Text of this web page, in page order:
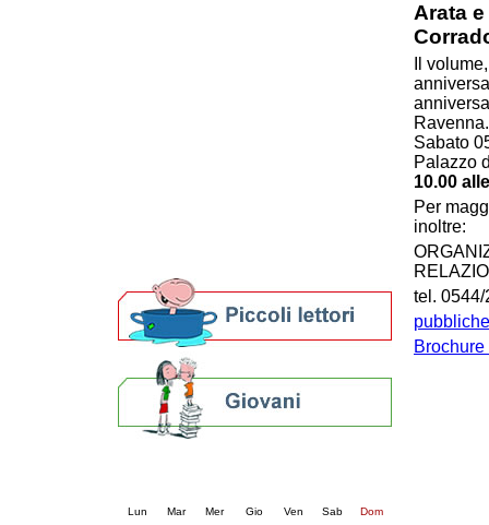
Arata
Il
Ravenna.
Sabato
Palazzo
10.00
Per
inoltre:
tel.
Lun Mar Mer Gio Ven Sab
Dom